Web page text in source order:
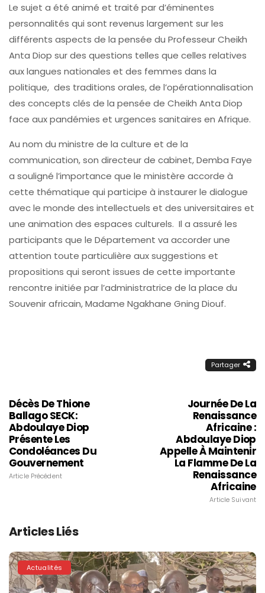
Le sujet a été animé et traité par d’éminentes
personnalités qui sont revenus largement sur les
différents aspects de la pensée du Professeur Cheikh
Anta Diop sur des questions telles que celles relatives
aux langues nationales et des femmes dans la
politique, des traditions orales, de l’opérationnalisation
des concepts clés de la pensée de Cheikh Anta Diop
face aux pandémies et urgences sanitaires en Afrique.
Au nom du ministre de la culture et de la
communication, son directeur de cabinet, Demba Faye
a souligné l’importance que le ministère accorde à
cette thématique qui participe à instaurer le dialogue
avec le monde des intellectuels et des universitaires et
une animation des espaces culturels. Il a assuré les
participants que le Département va accorder une
attention toute particulière aux suggestions et
propositions qui seront issues de cette importante
rencontre initiée par l’administratrice de la place du
Souvenir africain, Madame Ngakhane Gning Diouf.
Partager
Décès De Thione
Ballago SECK:
Abdoulaye Diop
Présente Les
Condoléances Du
Gouvernement
Article Précédent
Journée De La
Renaissance
Africaine :
Abdoulaye Diop
Appelle À Maintenir
La Flamme De La
Renaissance
Africaine
Article Suivant
Articles Liés
Actualités